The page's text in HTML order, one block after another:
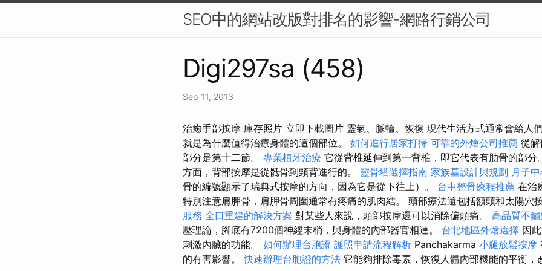
SEO中的網站改版對排名的影響-網路行銷公司
Digi297sa (458)
Sep 11, 2013
治癒手部按摩 庫存照片 立即下載圖片 靈氣、脈輪、恢復 現代生活方式通常會給人
就是為什麼值得治療身體的這個部位。 如何進行居家打掃 可靠的外燴公司推薦 從
部分是第十二節。 專業植牙治療 它從背椎延伸到第一背椎，即它代表有肋骨的部
方面，背部按摩是從骶骨到頸背進行的。 靈骨塔選擇指南 家族墓設計與規劃 月子
骨的編號顯示了瑞典式按摩的方向，因為它是從下往上）。 台中整骨療程推薦 在治
特別注意肩胛骨，肩胛骨周圍通常有疼痛的肌肉結。 頭部療法還包括額頭和太陽穴
服務 全口重建的解決方案 對某些人來說，頭部按摩還可以消除偏頭痛。 高品質不
壓理論，腳底有7200個神經末梢，與身體的內部器官相連。 台北地區外燴選擇 因
刺激內臟的功能。 如何辦理台胞證 護照申請流程解析 Panchakarma 小腿放鬆按摩
的有害影響。快速辦理台胞證的方法 它能夠排除毒素，恢復人體內部機能的平衡，